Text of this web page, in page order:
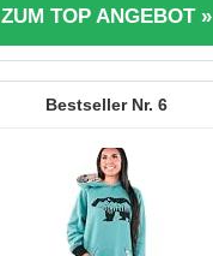
ZUM TOP ANGEBOT »
6